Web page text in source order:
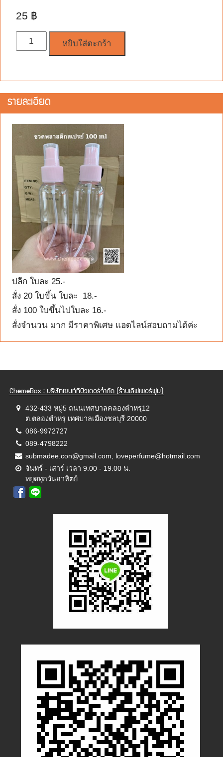
25 ฿
จำนวน
หยิบใส่ตะกร้า
รายละเอียด
ปลีก ใบละ 25.-
สั่ง 20 ใบขึ้น ใบละ 18.-
สั่ง 100 ใบขึ้นไปใบละ 16.-
สั่งจำนวน มาก มีราคาพิเศษ แอดไลน์สอบถามได้ค่ะ
ChemeBox : บริษัทเซนท์ทิบิวเตอร์จำกัด (ร้านเลิฟเพอร์ฟูม)
432-433 หมู่5 ถนนเทศบาลคลองตำหรุ12
ต.ตลองตำหรุ เทศบาลเมืองชลบุรี 20000
086-9972727
089-4798222
submadee.con@gmail.com, loveperfume@hotmail.com
จันทร์ - เสาร์ เวลา 9.00 - 19.00 น.
หยุดทุกวันอาทิตย์